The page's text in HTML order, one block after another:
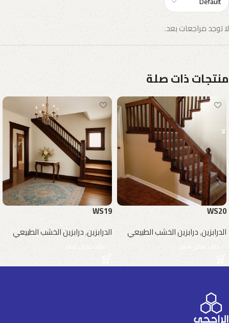
لا توجد مراجعات بعد.
منتجات ذات صلة
WS20
الدرابزين,درابزين الخشب الطبيعي
طلب عرض سعر
WS19
الدرابزين,درابزين الخشب الطبيعي
طلب عرض سعر